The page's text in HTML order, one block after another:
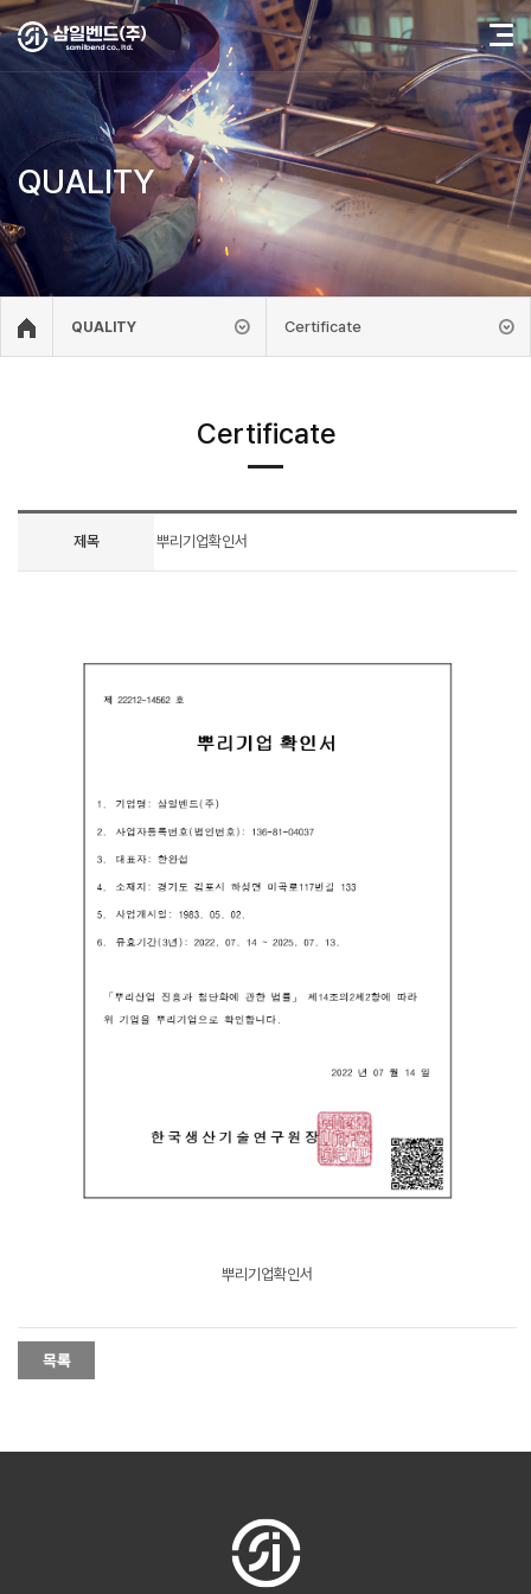
QUALITY
QUALITY Certificate
Certificate
제목 뿌리기업확인서
뿌리기업확인서